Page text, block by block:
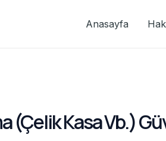
Anasayfa
(Çelik Kasa Vb.)